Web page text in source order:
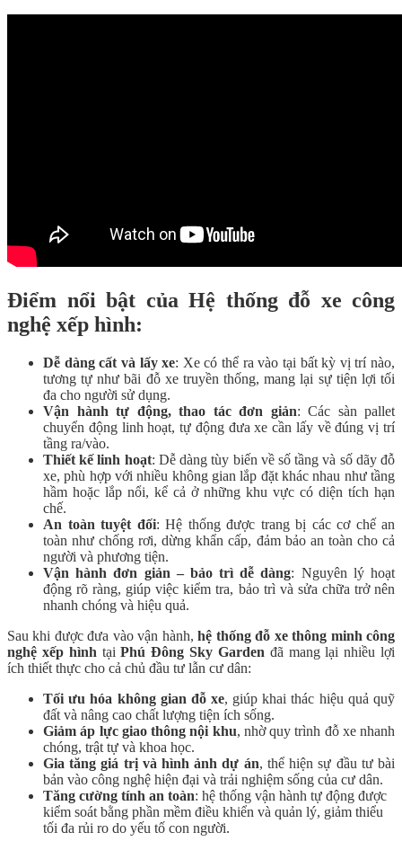
Điểm nổi bật của Hệ thống đỗ xe công
nghệ xếp hình:
Dễ dàng cất và lấy xe: Xe có thể ra vào tại bất kỳ vị trí nào,
tương tự như bãi đỗ xe truyền thống, mang lại sự tiện lợi tối
đa cho người sử dụng.
Vận hành tự động, thao tác đơn giản: Các sàn pallet
chuyển động linh hoạt, tự động đưa xe cần lấy về đúng vị trí
tầng ra/vào.
Thiết kế linh hoạt: Dễ dàng tùy biến về số tầng và số dãy đỗ
xe, phù hợp với nhiều không gian lắp đặt khác nhau như tầng
hầm hoặc lắp nổi, kể cả ở những khu vực có diện tích hạn
chế.
An toàn tuyệt đối: Hệ thống được trang bị các cơ chế an
toàn như chống rơi, dừng khẩn cấp, đảm bảo an toàn cho cả
người và phương tiện.
Vận hành đơn giản – bảo trì dễ dàng: Nguyên lý hoạt
động rõ ràng, giúp việc kiểm tra, bảo trì và sửa chữa trở nên
nhanh chóng và hiệu quả.
Sau khi được đưa vào vận hành,hệ thống đỗ xe thông minh công
nghệ xếp hình tạiPhú Đông Sky Garden đã mang lại nhiều lợi
ích thiết thực cho cả chủ đầu tư lẫn cư dân:
Tối ưu hóa không gian đỗ xe, giúp khai thác hiệu quả quỹ
đất và nâng cao chất lượng tiện ích sống.
Giảm áp lực giao thông nội khu, nhờ quy trình đỗ xe nhanh
chóng, trật tự và khoa học.
Gia tăng giá trị và hình ảnh dự án, thể hiện sự đầu tư bài
bản vào công nghệ hiện đại và trải nghiệm sống của cư dân.
Tăng cường tính an toàn: hệ thống vận hành tự động được
kiểm soát bằng phần mềm điều khiển và quản lý, giảm thiểu
tối đa rủi ro do yếu tố con người.